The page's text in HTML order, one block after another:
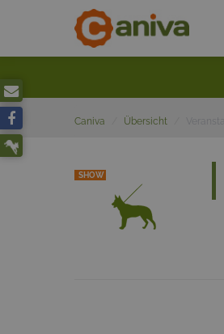
Caniva Übersicht
SHOW